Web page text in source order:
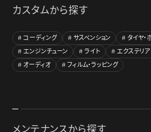
カスタムから探す
コーディング サスペンション タイヤ・
エンジンチューン
ライト エクステリア
オーディオ
フィルム・ラッピング
メンテナンスから探す